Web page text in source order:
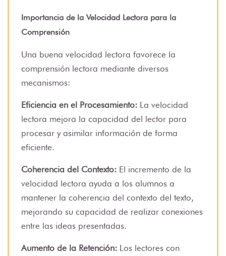
Importancia de la Velocidad Lectora para la
Comprensión
Una buena velocidad lectora favorece la
comprensión lectora mediante diversos
mecanismos:
Eficiencia en el Procesamiento: La velocidad
lectora mejora la capacidad del lector para
procesar y asimilar información de forma
eficiente.
Coherencia del Contexto: El incremento de la
velocidad lectora ayuda a los alumnos a
mantener la coherencia del contexto del texto,
mejorando su capacidad de realizar conexiones
entre las ideas presentadas.
Aumento de la Retención: Los lectores con